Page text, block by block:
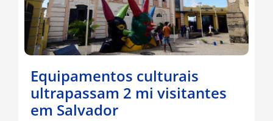
Equipamentos culturais
ultrapassam 2 mi visitantes
em Salvador